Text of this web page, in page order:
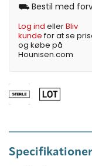
⛟ Bestil med
Log ind ellerBliv
kundefor at se
og købe på
Hounisen.com
Specifikationer